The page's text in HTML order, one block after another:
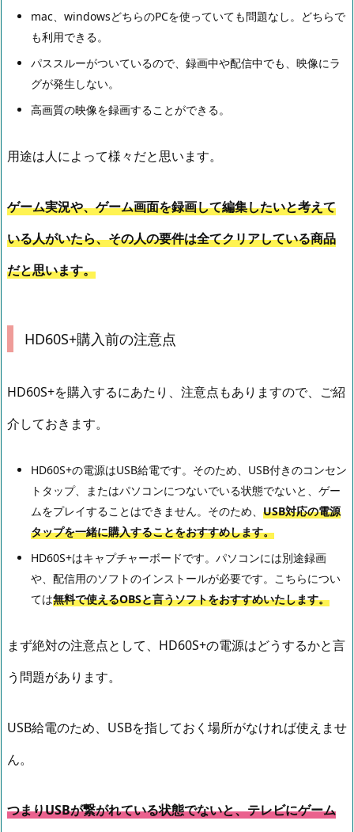
mac、windowsどちらのPCを使っていても問題なし。どちらで
も利用できる。
パススルーがついているので、録画中や配信中でも、映像にラ
グが発生しない。
高画質の映像を録画することができる。
用途は人によって様々だと思います。
ゲーム実況や、ゲーム画面を録画して編集したいと考えて
いる人がいたら、その人の要件は全てクリアしている商品
だと思います。
HD60S+購入前の注意点
HD60S+を購入するにあたり、注意点もありますので、ご紹
介しておきます。
HD60S+の電源はUSB給電です。そのため、USB付きのコンセン
トタップ、またはパソコンにつないでいる状態でないと、ゲー
ムをプレイすることはできません。そのため、 USB対応の電源
タップを一緒に購入することをおすすめします。
HD60S+はキャプチャーボードです。パソコンには別途録画
や、配信用のソフトのインストールが必要です。こちらについ
ては無料で使えるOBSと言うソフトをおすすめいたします。
まず絶対の注意点として、HD60S+の電源はどうするかと言
う問題があります。
USB給電のため、USBを指しておく場所がなければ使えませ
ん。
つまりUSBが繋がれている状態でないと、テレビにゲーム